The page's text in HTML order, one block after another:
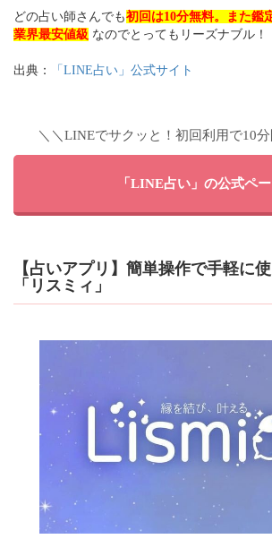
どの占い師さんでも初回は10分無料。また鑑
業界最安値級 なのでとってもリーズナブル！
出典： 「LINE占い」公式サイト
＼＼LINEでサクッと！初回利用で10
「LINE占い」の公式ペ
【占いアプリ】簡単操作で手軽に
「リスミィ」